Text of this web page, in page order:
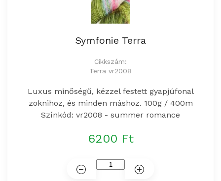
Symfonie Terra
Cikkszám:
Terra vr2008
Luxus minőségű, kézzel festett gyapjúfonal
zoknihoz, és minden máshoz. 100g / 400m
Színkód: vr2008 - summer romance
6200 Ft